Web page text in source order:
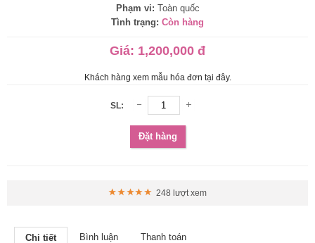
Phạm vi: Toàn quốc
Tình trạng: Còn hàng
Giá: 1,200,000 đ
Khách hàng xem mẫu hóa đơn tại đây.
SL:
Đặt hàng
248 lượt xem
Chi tiết Bình luận Thanh toán